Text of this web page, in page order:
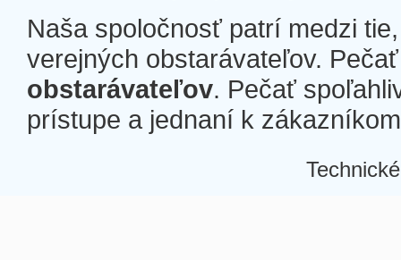
Naša spoločnosť patrí medzi
verejných obstarávateľov.
obstarávateľov. Pečať
prístupe a jednaní k